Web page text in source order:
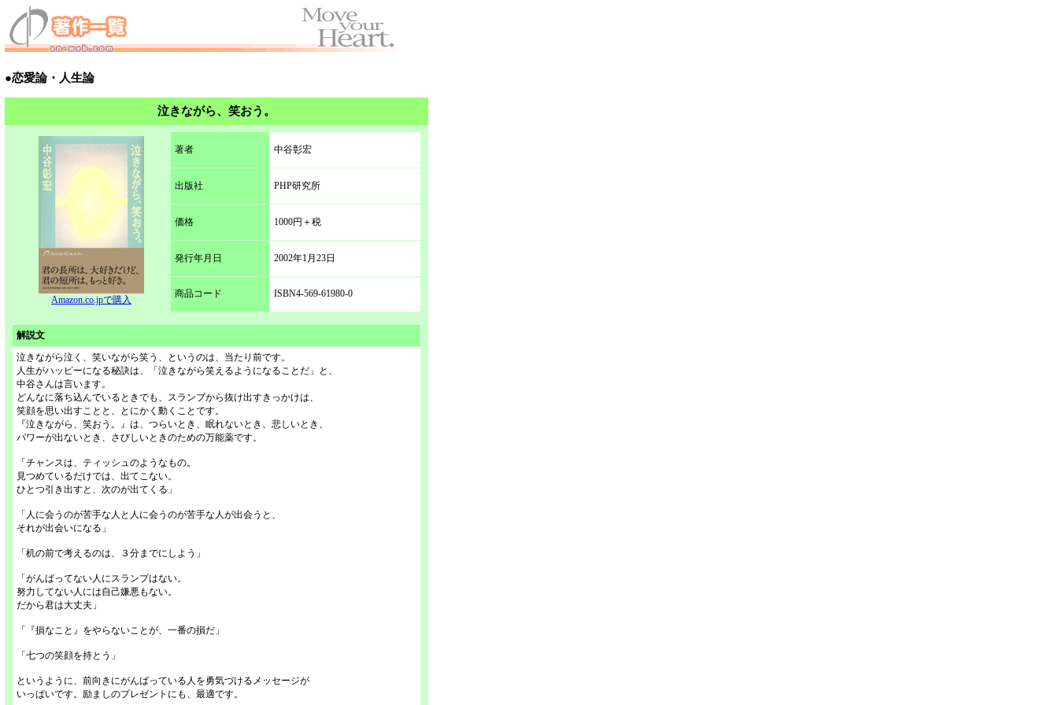
●恋愛論・人生論
泣きながら、笑おう。
Amazon.co.jpで購入
著者 中谷彰宏
出版社 PHP研究所
価格 1000円＋税
発行年月日 2002年1月23日
商品コード ISBN4-569-61980-0
解説文
泣きながら泣く、笑いながら笑う、というのは、当たり前です。
人生がハッピーになる秘訣は、「泣きながら笑えるようになることだ」と、
中谷さんは言います。
どんなに落ち込んでいるときでも、スランプから抜け出すきっかけは、
笑顔を思い出すことと、とにかく動くことです。
『泣きながら、笑おう。』は、つらいとき、眠れないとき、悲しいとき、
パワーが出ないとき、さびしいときのための万能薬です。
「チャンスは、ティッシュのようなもの。
見つめているだけでは、出てこない。
ひとつ引き出すと、次のが出てくる」
「人に会うのが苦手な人と人に会うのが苦手な人が出会うと、
それが出会いになる」
「机の前で考えるのは、３分までにしよう」
「がんばってない人にスランプはない。
努力してない人には自己嫌悪もない。
だから君は大丈夫」
「『損なこと』をやらないことが、一番の損だ」
「七つの笑顔を持とう」
というように、前向きにがんばっている人を勇気づけるメッセージが
いっぱいです。励ましのプレゼントにも、最適です。